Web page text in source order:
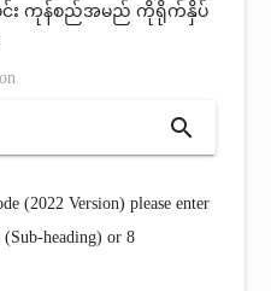
ာင်း ကုန်စည်အမည် ကိုရိုက်နှိပ်
search
(2022 Version) please enter
heading) or 8